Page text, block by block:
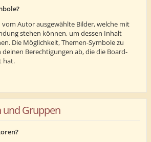
Autor ausgewählte Bilder, welche mit
stehen können, um dessen Inhalt
Die Möglichkeit, Themen-Symbole zu
Berechtigungen ab, die die Board-
hat.
und Gruppen